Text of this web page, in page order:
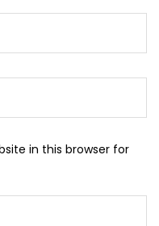
in this browser for